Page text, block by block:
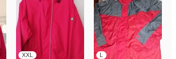
XXL L